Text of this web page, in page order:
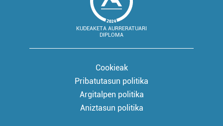
KUDEAKETA AURRERATUARI
DIPLOMA
Cookieak
Pribatutasun politika
Argitalpen politika
Aniztasun politika